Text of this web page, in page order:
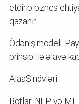
etdirib biznes
qazanır.
Ödəniş modeli:
prinsipi ilə əlavə
AIaaS növləri
Botlar: NLP və ML